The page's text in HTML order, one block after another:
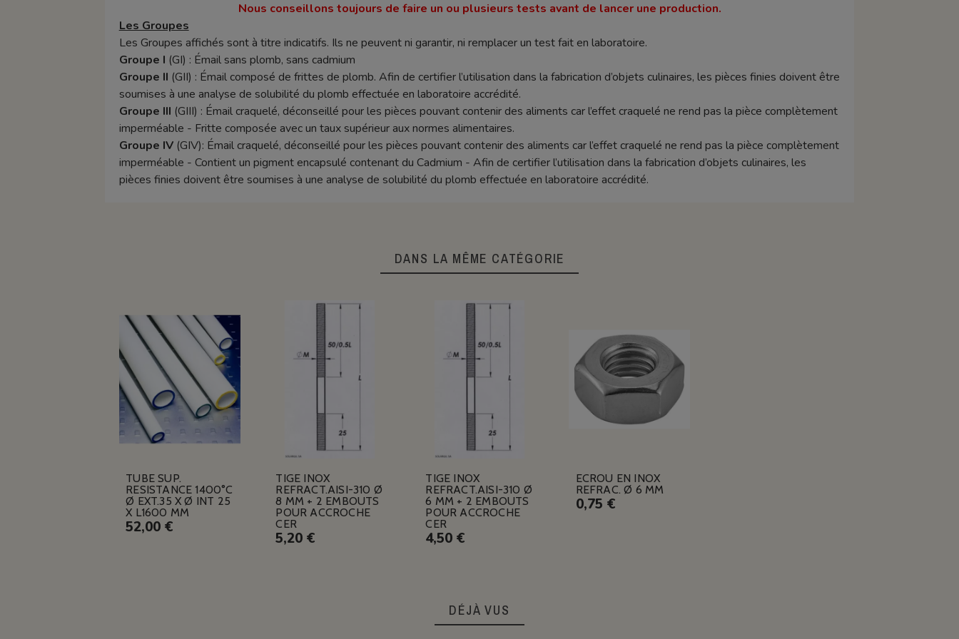
Nous conseillons toujours de faire un ou plusieurs tests avant de lancer une production.
Les Groupes
Les Groupes affichés sont à titre indicatifs. Ils ne peuvent ni garantir, ni remplacer un test fait en laboratoire.
Groupe I (GI) : Émail sans plomb, sans cadmium
Groupe II (GII) : Émail composé de frittes de plomb. Afin de certifier l’utilisation dans la fabrication d’objets culinaires, les pièces finies doivent être
soumises à une analyse de solubilité du plomb effectuée en laboratoire accrédité.
Groupe III (GIII) : Émail craquelé, déconseillé pour les pièces pouvant contenir des aliments car l’effet craquelé ne rend pas la pièce complètement
imperméable - Fritte composée avec un taux supérieur aux normes alimentaires.
Groupe IV(GIV): Émail craquelé, déconseillé pour les pièces pouvant contenir des aliments car l’effet craquelé ne rend pas la pièce complètement
imperméable - Contient un pigment encapsulé contenant du Cadmium - Afin de certifier l’utilisation dans la fabrication d’objets culinaires, les
pièces finies doivent être soumises à une analyse de solubilité du plomb effectuée en laboratoire accrédité.
DANS LA MÊME CATÉGORIE
TUBE SUP.
RESISTANCE 1400°C
Ø EXT.35 X Ø INT 25
X L1600 MM
52,00 €
TIGE INOX
REFRACT.AISI-310 Ø
8 MM + 2 EMBOUTS
POUR ACCROCHE
CER
5,20 €
TIGE INOX
REFRACT.AISI-310 Ø
6 MM + 2 EMBOUTS
POUR ACCROCHE
CER
4,50 €
ECROU EN INOX
REFRAC. Ø 6 MM
0,75 €
DÉJÀ VUS